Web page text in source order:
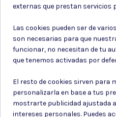
Puede darse de baja en cualquier
información de
Consiento el uso de mis datos
Consiento el uso de mis datos
de su entidad.
externas que prestan servicios
Las cookies pueden ser de
son necesarias para que
funcionar, no necesitan de tu
que tenemos activadas por
El resto de cookies sirven para
personalizarla en base a tus
mostrarte publicidad ajustada
intereses personales. Puedes